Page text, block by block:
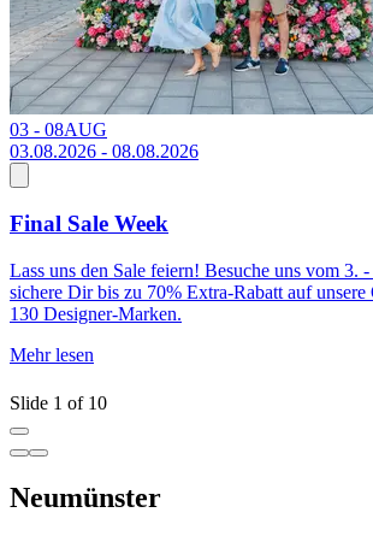
03 - 08AUG
03.08.2026 - 08.08.2026
Final Sale Week
Lass uns den Sale feiern! Besuche uns vom 3.
sichere Dir bis zu 70% Extra-Rabatt auf unsere
130 Designer-Marken.
Mehr lesen
Slide 1 of 10
Neumünster